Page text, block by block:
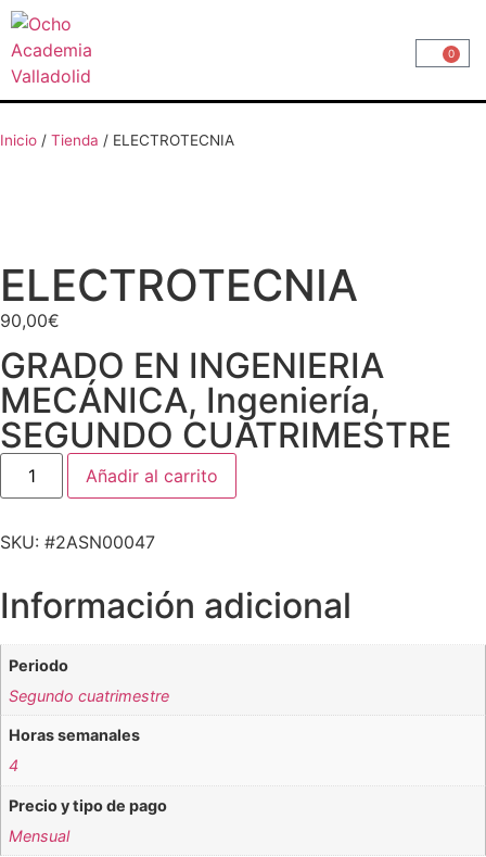
0
Inicio / Tienda / ELECTROTECNIA
ELECTROTECNIA
90,00€
GRADO EN INGENIERIA
MECÁNICA, Ingeniería,
SEGUNDO CUATRIMESTRE
Añadir al carrito
SKU: #2ASN00047
Información adicional
Periodo
Segundo cuatrimestre
Horas semanales
4
Precio y tipo de pago
Mensual